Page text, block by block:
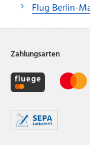
Flug Berlin-